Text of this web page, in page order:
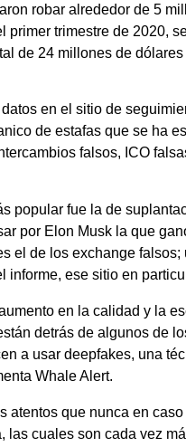
robar alrededor de 5
primer trimestre de 2020,
de 24 millones de
en el sitio de
de estafas que se ha
falsos, ICO
popular fue la de
por Elon Musk la que
el de los exchange
informe, ese sitio en
en la calidad y la
detrás de algunos de
a usar deepfakes, una
Whale Alert.
atentos que nunca en
las cuales son cada vez